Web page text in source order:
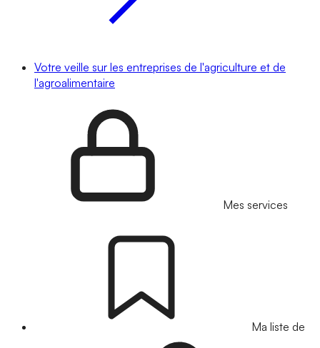
Votre veille sur les entreprises de l'agriculture et de
l'agroalimentaire
Mes services
Ma liste de